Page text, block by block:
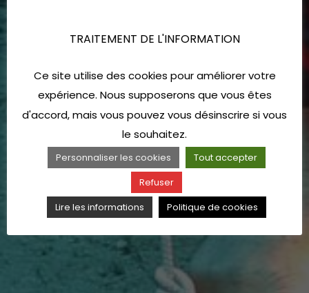
TRAITEMENT DE L'INFORMATION
Ce site utilise des cookies pour améliorer votre
expérience. Nous supposerons que vous êtes
d'accord, mais vous pouvez vous désinscrire si vous
le souhaitez.
Personnaliser les cookies
Tout accepter
Refuser
Lire les informations
Politique de cookies